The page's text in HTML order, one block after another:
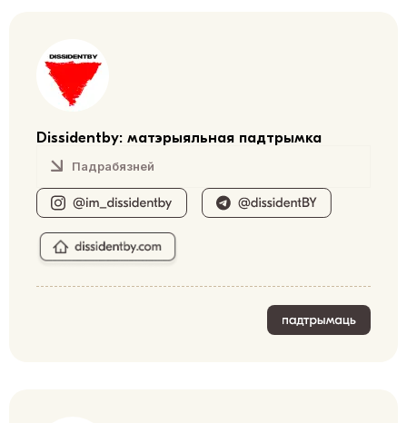
Dissidentby: матэрыяльная падтрымка
Падрабязней